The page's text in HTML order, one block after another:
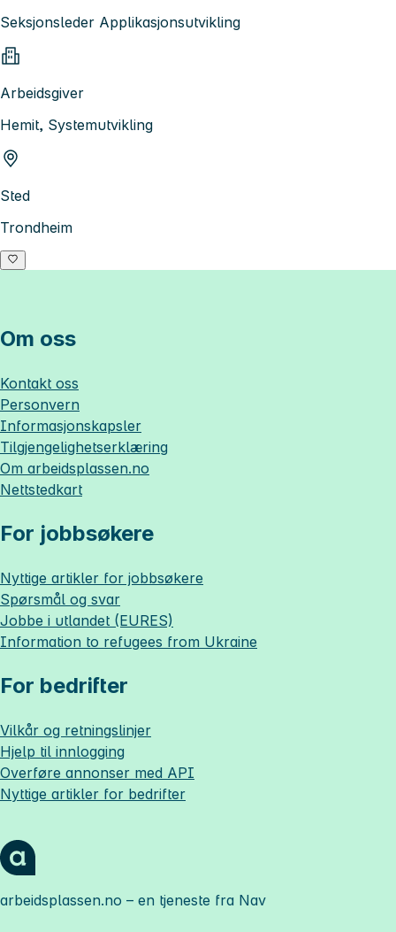
Seksjonsleder Applikasjonsutvikling
Arbeidsgiver
Hemit, Systemutvikling
Sted
Trondheim
Om oss
Kontakt oss
Personvern
Informasjonskapsler
Tilgjengelighetserklæring
Om arbeidsplassen.no
Nettstedkart
For jobbsøkere
Nyttige artikler for jobbsøkere
Spørsmål og svar
Jobbe i utlandet (EURES)
Information to refugees from Ukraine
For bedrifter
Vilkår og retningslinjer
Hjelp til innlogging
Overføre annonser med API
Nyttige artikler for bedrifter
arbeidsplassen.no – en tjeneste fra Nav